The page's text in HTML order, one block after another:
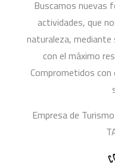
Buscamos nuevas
actividades, que
naturaleza,
con el máximo
Comprometidos
Empresa de